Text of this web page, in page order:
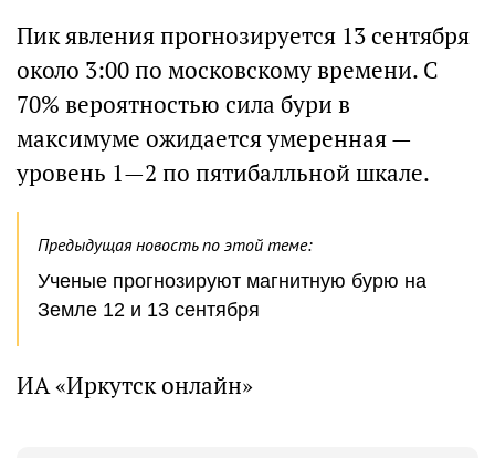
Пик явления прогнозируется 13 сентября
около 3:00 по московскому времени. С
70% вероятностью сила бури в
максимуме ожидается умеренная —
уровень 1—2 по пятибалльной шкале.
Предыдущая новость по этой теме:
Ученые прогнозируют магнитную бурю на
Земле 12 и 13 сентября
ИА «Иркутск онлайн»